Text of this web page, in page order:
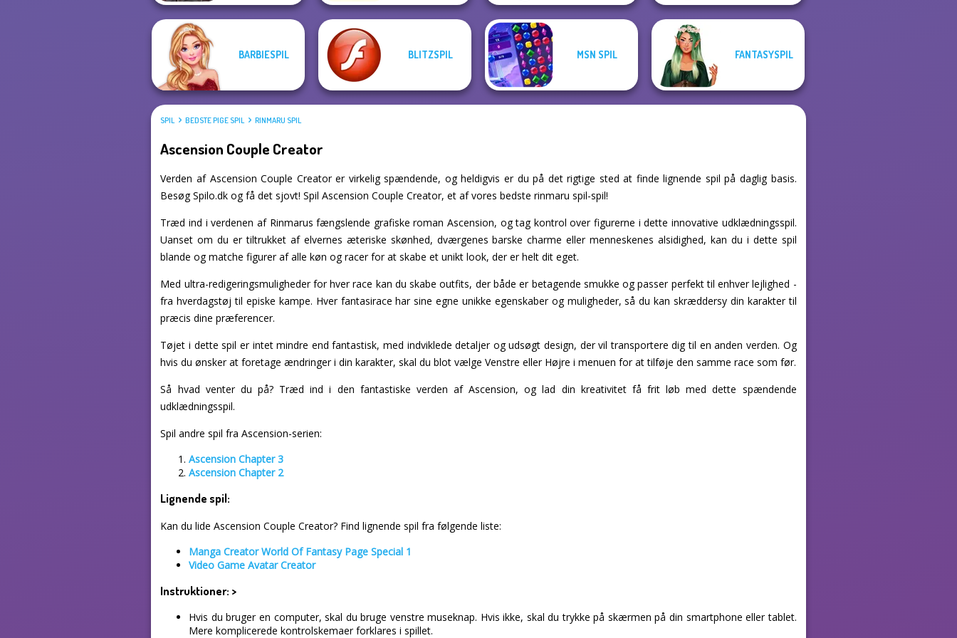
BARBIESPIL BLITZSPIL MSN SPIL FANTASYSPIL
SPIL BEDSTE PIGE SPIL RINMARU SPIL
Ascension Couple Creator
Verden af Ascension Couple Creator er virkelig spændende, og heldigvis er du på det rigtige sted at finde lignende spil på daglig basis.
Besøg Spilo.dk og få det sjovt! Spil Ascension Couple Creator, et af vores bedste rinmaru spil-spil!
Træd ind i verdenen af Rinmarus fængslende grafiske roman Ascension, og tag kontrol over figurerne i dette innovative udklædningsspil.
Uanset om du er tiltrukket af elvernes æteriske skønhed, dværgenes barske charme eller menneskenes alsidighed, kan du i dette spil
blande og matche figurer af alle køn og racer for at skabe et unikt look, der er helt dit eget.
Med ultra-redigeringsmuligheder for hver race kan du skabe outfits, der både er betagende smukke og passer perfekt til enhver lejlighed -
fra hverdagstøj til episke kampe. Hver fantasirace har sine egne unikke egenskaber og muligheder, så du kan skræddersy din karakter til
præcis dine præferencer.
Tøjet i dette spil er intet mindre end fantastisk, med indviklede detaljer og udsøgt design, der vil transportere dig til en anden verden. Og
hvis du ønsker at foretage ændringer i din karakter, skal du blot vælge Venstre eller Højre i menuen for at tilføje den samme race som før.
Så hvad venter du på? Træd ind i den fantastiske verden af Ascension, og lad din kreativitet få frit løb med dette spændende
udklædningsspil.
Spil andre spil fra Ascension-serien:
Ascension Chapter 3
Ascension Chapter 2
Lignende spil:
Kan du lide Ascension Couple Creator? Find lignende spil fra følgende liste:
Manga Creator World Of Fantasy Page Special 1
Video Game Avatar Creator
Instruktioner: >
Hvis du bruger en computer, skal du bruge venstre museknap. Hvis ikke, skal du trykke på skærmen på din smartphone eller tablet.
Mere komplicerede kontrolskemaer forklares i spillet.